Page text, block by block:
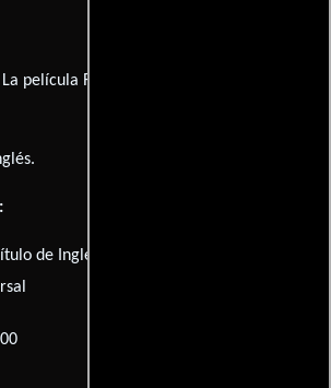
La película Reversal fué producida en
.
de Inglés):